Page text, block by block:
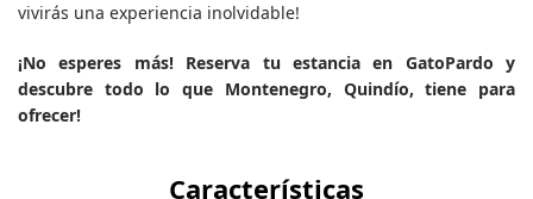
vivirás una experiencia inolvidable!
¡No esperes más! Reserva tu estancia en GatoPardo y
descubre todo lo que Montenegro, Quindío, tiene para
ofrecer!
Características